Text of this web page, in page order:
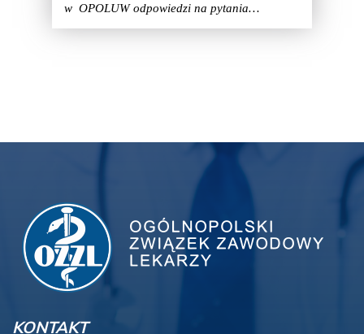
w OPOLUW odpowiedzi na pytania…
KONTAKT